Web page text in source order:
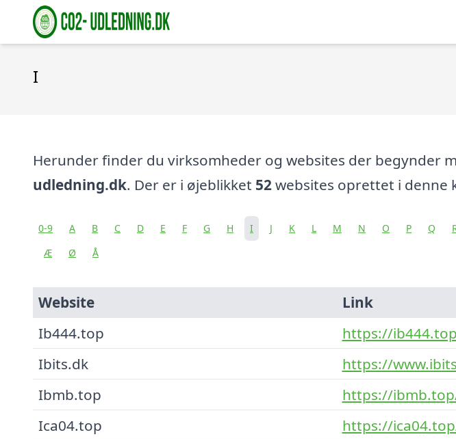
I
Herunder finder du virksomheder og websites der begynder
udledning.dk. Der er i øjeblikket 52websites oprettet i denne
0-9 A B C D E F G H I J K L M N O P Q
Æ
Ø Å
Website
Link
Ib444.top
https://
Ibits.dk
https://
Ibmb.top
https://
Ica04.top
https://